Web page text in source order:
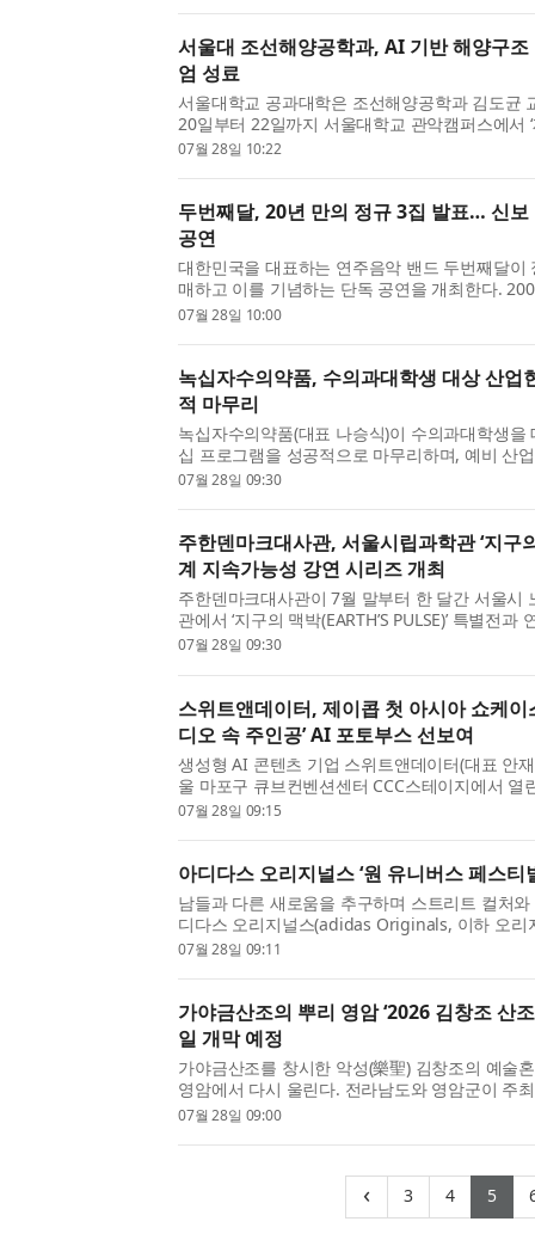
서울대 조선해양공학과, AI 기반 해양구
엄 성료
서울대학교 공과대학은 조선해양공학과 김도균
20일부터 22일까지 서울대학교 관악캠퍼스에서
구조 안전 국제 심포지엄(AIMSS 2026)’을 개최
07월 28일 10:22
두번째달, 20년 만의 정규 3집 발표… 신보
공연
대한민국을 대표하는 연주음악 밴드 두번째달이
매하고 이를 기념하는 단독 공연을 개최한다.
째달’로 한국대중음악상 3개 부문을 수상하며 음
07월 28일 10:00
녹십자수의약품, 수의과대학생 대상 산업
적 마무리
녹십자수의약품(대표 나승식)이 수의과대학생을
십 프로그램을 성공적으로 마무리하며, 예비 산
현장 교육의 첫걸음을 내디뎠다. 녹십자수의약
07월 28일 09:30
주한덴마크대사관, 서울시립과학관 ‘지구
계 지속가능성 강연 시리즈 개최
주한덴마크대사관이 7월 말부터 한 달간 서울시
관에서 ‘지구의 맥박(EARTH’S PULSE)’ 특별전
연 시리즈를 개최한다. ‘지구의 맥박’은 대사관이
07월 28일 09:30
스위트앤데이터, 제이콥 첫 아시아 쇼케이
디오 속 주인공’ AI 포토부스 선보여
생성형 AI 콘텐츠 기업 스위트앤데이터(대표 안
울 마포구 큐브컨벤션센터 CCC스테이지에서 열
그룹 출신 솔로 아티스트 제이콥(본명 배준영·29)
07월 28일 09:15
아디다스 오리지널스 ‘원 유니버스 페스티
남들과 다른 새로움을 추구하며 스트리트 컬처
디다스 오리지널스(adidas Originals, 이하 오리
서로 참여한 ‘원 유니버스 페스티벌 2026(ONE
07월 28일 09:11
가야금산조의 뿌리 영암 ‘2026 김창조 산
일 개막 예정
가야금산조를 창시한 악성(樂聖) 김창조의 예술
영암에서 다시 울린다. 전라남도와 영암군이 주
재단이 주관하는 ‘2026 김창조 산조 페스티벌’이
07월 28일 09:00
‹ 3(current)
4 5